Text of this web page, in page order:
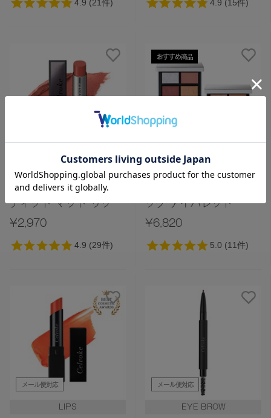
メール便対応
LIPS
【Celvoke】リベレイ
ティッド マット リップ
ス N［01～05,EX01］
AW Collection＞
¥2,970
おすすめ商品
メール便対応
EYE SHADOW
ック アイパレット
［EX18,EX19］＜
Collection＞
¥6,820
メール便対応
LIPS
メール便対応
EYE BROW